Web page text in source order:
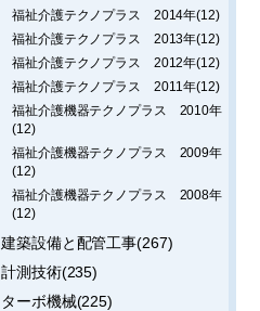
福祉介護テクノプラス 2014年(12)
福祉介護テクノプラス 2013年(12)
福祉介護テクノプラス 2012年(12)
福祉介護テクノプラス 2011年(12)
福祉介護機器テクノプラス 2010年
(12)
福祉介護機器テクノプラス 2009年
(12)
福祉介護機器テクノプラス 2008年
(12)
建築設備と配管工事(267)
計測技術(235)
ターボ機械(225)